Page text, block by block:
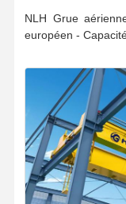
NLH Grue
européen -